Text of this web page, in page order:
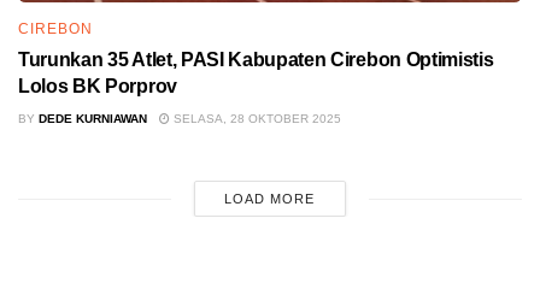
CIREBON
Turunkan 35 Atlet, PASI Kabupaten Cirebon Optimistis
Lolos BK Porprov
BY DEDE KURNIAWAN SELASA, 28 OKTOBER 2025
LOAD MORE